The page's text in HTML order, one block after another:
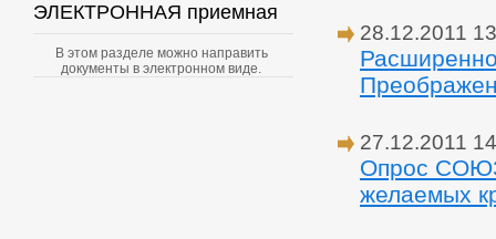
ЭЛЕКТРОННАЯ приемная
В этом разделе можно направить
документы в электронном виде.
28.12.2011
27.12.2011
Опрос
желаемых